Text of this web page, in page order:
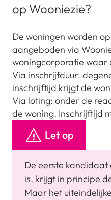
op Wooniezie?
De woningen worden
aangeboden via
woningcorporatie waar
Via inschrijfduur:
inschrijftijd krijgt de
Via loting: onder de
de woning. Inschrijftijd
Let op
De eerste kandidaat
is, krijgt in principe
Maar het